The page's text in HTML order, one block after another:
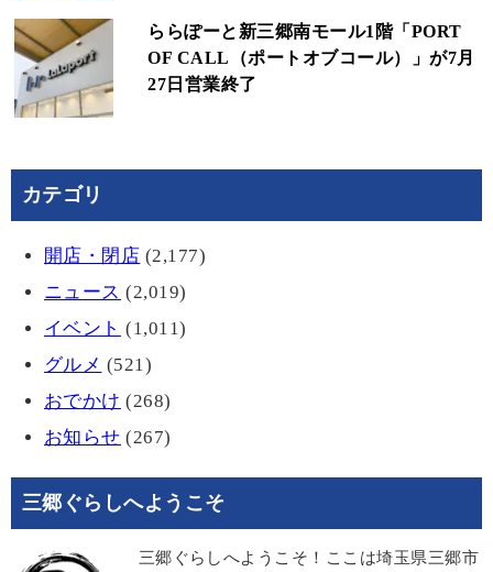
ららぽーと新三郷南モール1階「PORT
OF CALL（ポートオブコール）」が7月
27日営業終了
カテゴリ
開店・閉店 (2,177)
ニュース (2,019)
イベント (1,011)
グルメ (521)
おでかけ (268)
お知らせ (267)
三郷ぐらしへようこそ
三郷ぐらしへようこそ！ここは埼玉県三郷市